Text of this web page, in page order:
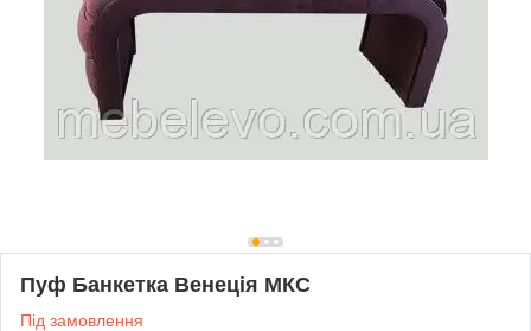
Пуф Банкетка Венеція МКС
Під замовлення